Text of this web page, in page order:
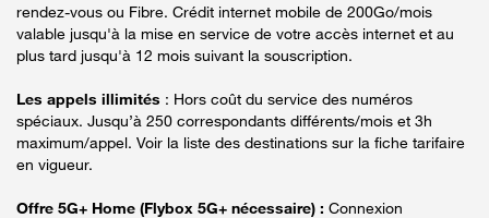
rendez-vous ou Fibre. Crédit internet mobile de 200Go/mois
valable jusqu'à la mise en service de votre accès internet et au
plus tard jusqu'à 12 mois suivant la souscription.
Les appels illimités : Hors coût du service des numéros
spéciaux. Jusqu’à 250 correspondants différents/mois et 3h
maximum/appel. Voir la liste des destinations sur la fiche tarifaire
en vigueur.
Offre 5G+ Home (Flybox 5G+ nécessaire) : Connexion